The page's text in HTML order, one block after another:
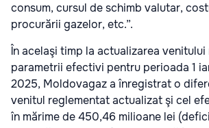
consum, cursul de schimb valutar,
procurării gazelor, etc.”.
În acelaşi timp la actualizarea
parametrii efectivi pentru perioada 1
2025, Moldovagaz a înregistrat o
venitul reglementat actualizat şi cel
în mărime de 450,46 milioane lei